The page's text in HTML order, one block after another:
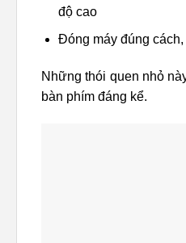
độ cao
Đóng máy đúng cách,
Những thói quen nhỏ
bàn phím đáng kể.